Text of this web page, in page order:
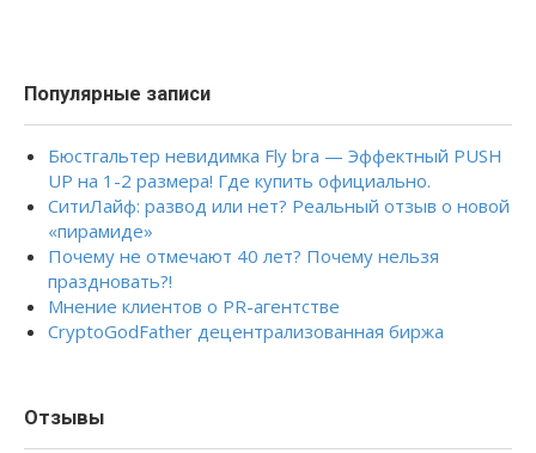
Популярные записи
Бюстгальтер невидимка Fly bra — Эффектный PUSH
UP на 1-2 размера! Где купить официально.
СитиЛайф: развод или нет? Реальный отзыв о новой
«пирамиде»
Почему не отмечают 40 лет? Почему нельзя
праздновать?!
Мнение клиентов о PR-агентстве
CryptoGodFather децентрализованная биржа
Отзывы